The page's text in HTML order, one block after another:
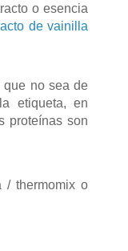
o esencia
de vainilla
que no sea de
etiqueta, en
proteínas son
/ thermomix o